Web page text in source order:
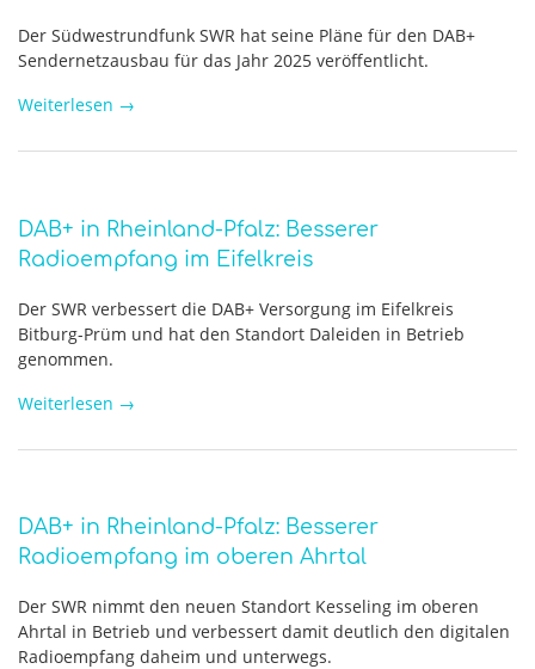
Der Südwestrundfunk SWR hat seine Pläne für den DAB+
Sendernetzausbau für das Jahr 2025 veröffentlicht.
Weiterlesen →
DAB+ in Rheinland-Pfalz: Besserer
Radioempfang im Eifelkreis
Der SWR verbessert die DAB+ Versorgung im Eifelkreis
Bitburg-Prüm und hat den Standort Daleiden in Betrieb
genommen.
Weiterlesen →
DAB+ in Rheinland-Pfalz: Besserer
Radioempfang im oberen Ahrtal
Der SWR nimmt den neuen Standort Kesseling im oberen
Ahrtal in Betrieb und verbessert damit deutlich den digitalen
Radioempfang daheim und unterwegs.